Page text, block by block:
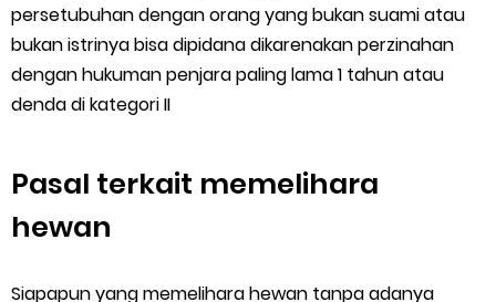
persetubuhan dengan orang yang bukan suami atau
bukan istrinya bisa dipidana dikarenakan perzinahan
dengan hukuman penjara paling lama 1 tahun atau
denda di kategori II
Pasal terkait memelihara
hewan
Siapapun yang memelihara hewan tanpa adanya